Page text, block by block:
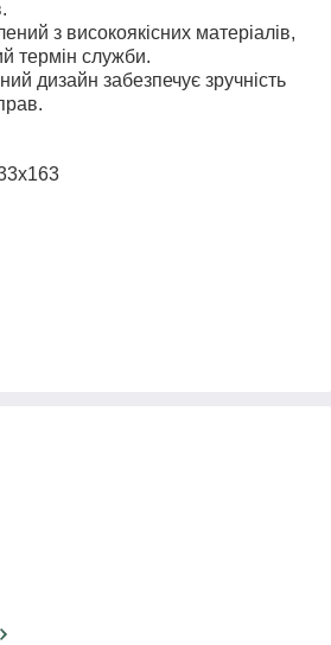
з високоякісних матеріалів,
термін служби.
дизайн забезпечує зручність